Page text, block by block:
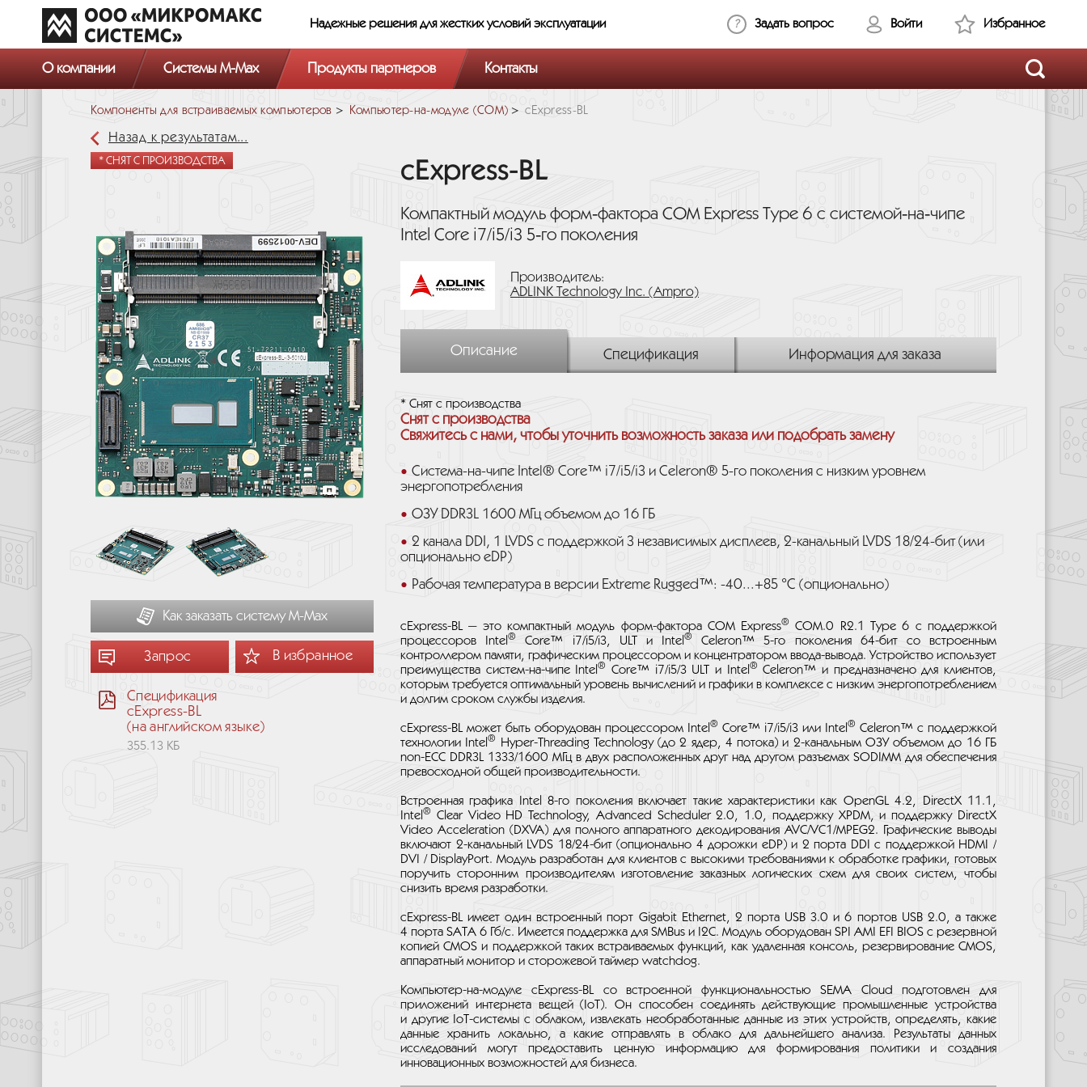
Надежные решения для жестких условий эксплуатации Задать вопрос Войти Избранное
О компании Системы M-Max Продукты партнеров Контакты
Компоненты для встраиваемых компьютеров Компьютер-на-модуле (COM) cExpress-BL
Назад к результатам...
* СНЯТ С ПРОИЗВОДСТВА
Как заказать систему М-Мах
Запрос В избранное
Спецификация
cExpress-BL
(на английском языке)
355.13 КБ
cExpress-BL
Компактный модуль форм‑фактора COM Express Type 6 с системой‑на‑чипе
Intel Core i7/i5/i3 5‑го поколения
Производитель:
ADLINK Technology Inc. (Ampro)
Описание Спецификация Информация для заказа
* Снят с производства
Снят с производства
Свяжитесь с нами, чтобы уточнить возможность заказа или подобрать замену
Система-на-чипе Intel® Core™ i7/i5/i3 и Celeron® 5-го поколения с низким уровнем
энергопотребления
ОЗУ DDR3L 1600 МГц объемом до 16 ГБ
2 канала DDI, 1 LVDS с поддержкой 3 независимых дисплеев, 2-канальный LVDS 18/24-бит (или
опционально eDP)
Рабочая температура в версии Extreme Rugged™: -40...+85 °C (опционально)
cExpress-BL — это компактный модуль форм-фактора COM Express®
COM.0 R2.1 Type 6 с поддержкой
процессоров Intel® Core™ i7/i5/i3, ULT и Intel®
Celeron™ 5-го поколения 64-бит со встроенным
контроллером памяти, графическим процессором и концентратором ввода-вывода. Устройство использует
преимущества систем-на-чипе Intel® Core™ i7/i5/3 ULT и Intel ®
Celeron™ и предназначено для клиентов,
которым требуется оптимальный уровень вычислений и графики в комплексе с низким энергопотреблением
и долгим сроком службы изделия.
cExpress-BL может быть оборудован процессором Intel ® Core™ i7/i5/i3 или Intel ® Celeron™ с поддержкой
технологии Intel®
Hyper-Threading Technology (до 2 ядер, 4 потока) и 2-канальным ОЗУ объемом до 16 ГБ
non-ECC DDR3L 1333/1600 МГц в двух расположенных друг над другом разъемах SODIMM для обеспечения
превосходной общей производительности.
Встроенная графика Intel 8-го поколения включает такие характеристики как OpenGL 4.2, DirectX 11.1,
Intel ®
Clear Video HD Technology, Advanced Scheduler 2.0, 1.0, поддержку XPDM, и поддержку DirectX
Video Acceleration (DXVA) для полного аппаратного декодирования AVC/VC1/MPEG2. Графические выводы
включают 2-канальный LVDS 18/24-бит (опционально 4 дорожки eDP) и 2 порта DDI с поддержкой HDMI /
DVI / DisplayPort. Модуль разработан для клиентов с высокими требованиями к обработке графики, готовых
поручить сторонним производителям изготовление заказных логических схем для своих систем, чтобы
снизить время разработки.
cExpress-BL имеет один встроенный порт Gigabit Ethernet, 2 порта USB 3.0 и 6 портов USB 2.0, а также
4 порта SATA 6 Гб/с. Имеется поддержка для SMBus и I2C. Модуль оборудован SPI AMI EFI BIOS с резервной
копией CMOS и поддержкой таких встраиваемых функций, как удаленная консоль, резервирование CMOS,
аппаратный монитор и сторожевой таймер watchdog.
Компьютер-на-модуле cExpress-BL со встроенной функциональностью SEMA Cloud подготовлен для
приложений интернета вещей (IoT). Он способен соединять действующие промышленные устройства
и другие IoT-системы с облаком, извлекать необработанные данные из этих устройств, определять, какие
данные хранить локально, а какие отправлять в облако для дальнейшего анализа. Результаты данных
исследований могут предоставить ценную информацию для формирования политики и создания
инновационных возможностей для бизнеса.